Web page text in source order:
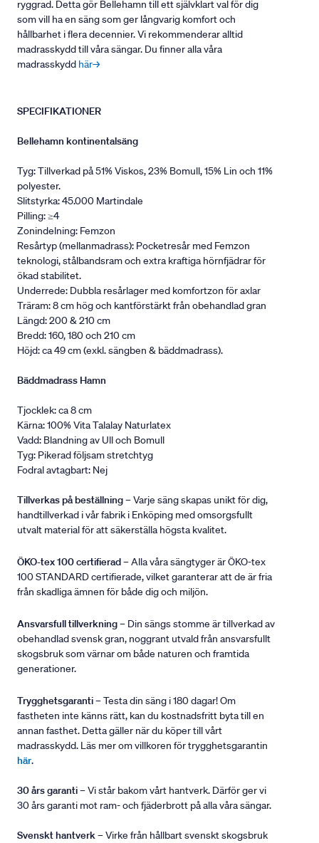
ryggrad. Detta gör Bellehamn till ett självklart val för dig
som vill ha en säng som ger långvarig komfort och
hållbarhet i flera decennier. Vi rekommenderar alltid
madrasskydd till våra sängar. Du finner alla våra
madrasskydd här→
SPECIFIKATIONER
Bellehamn kontinentalsäng
Tyg: Tillverkad på 51% Viskos, 23% Bomull, 15% Lin och 11%
polyester.
Slitstyrka: 45.000 Martindale
Pilling: ≥4
Zonindelning: Femzon
Resårtyp (mellanmadrass): Pocketresår med Femzon
teknologi, stålbandsram och extra kraftiga hörnfjädrar för
ökad stabilitet.
Underrede: Dubbla resårlager med komfortzon för axlar
Träram: 8 cm hög och kantförstärkt från obehandlad gran
Längd: 200 & 210 cm
Bredd: 160, 180 och 210 cm
Höjd: ca 49 cm (exkl. sängben & bäddmadrass).
Bäddmadrass Hamn
Tjocklek: ca 8 cm
Kärna: 100% Vita Talalay Naturlatex
Vadd: Blandning av Ull och Bomull
Tyg: Pikerad följsam stretchtyg
Fodral avtagbart: Nej
Tillverkas på beställning– Varje säng skapas unikt för dig,
handtillverkad i vår fabrik i Enköping med omsorgsfullt
utvalt material för att säkerställa högsta kvalitet.
ÖKO-tex 100 certifierad– Alla våra sängtyger är ÖKO-tex
100 STANDARD certifierade, vilket garanterar att de är fria
från skadliga ämnen för både dig och miljön.
Ansvarsfull tillverkning– Din sängs stomme är tillverkad av
obehandlad svensk gran, noggrant utvald från ansvarsfullt
skogsbruk som värnar om både naturen och framtida
generationer.
Trygghetsgaranti– Testa din säng i 180 dagar! Om
fastheten inte känns rätt, kan du kostnadsfritt byta till en
annan fasthet. Detta gäller när du köper till vårt
madrasskydd. Läs mer om villkoren för trygghetsgarantin
här.
30 års garanti– Vi står bakom vårt hantverk. Därför ger vi
30 års garanti mot ram- och fjäderbrott på alla våra sängar.
Svenskt hantverk– Virke från hållbart svenskt skogsbruk